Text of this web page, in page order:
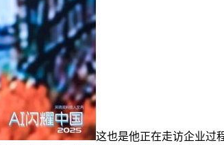
这也是他正在走访企业过